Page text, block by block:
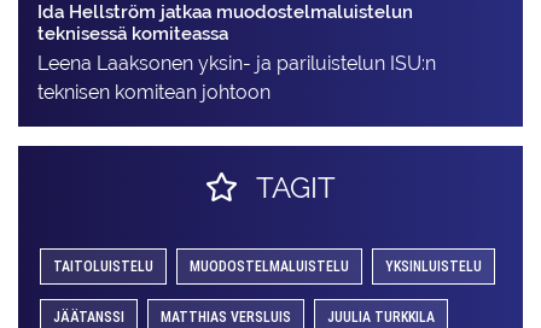
Ida Hellström jatkaa muodostelmaluistelun
teknisessä komiteassa
Leena Laaksonen yksin- ja pariluistelun ISU:n
teknisen komitean johtoon
TAGIT
TAITOLUISTELU MUODOSTELMALUISTELU YKSINLUISTELU
JÄÄTANSSI MATTHIAS VERSLUIS JUULIA TURKKILA